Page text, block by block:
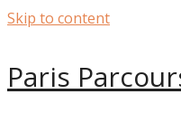
Skip to content
Paris